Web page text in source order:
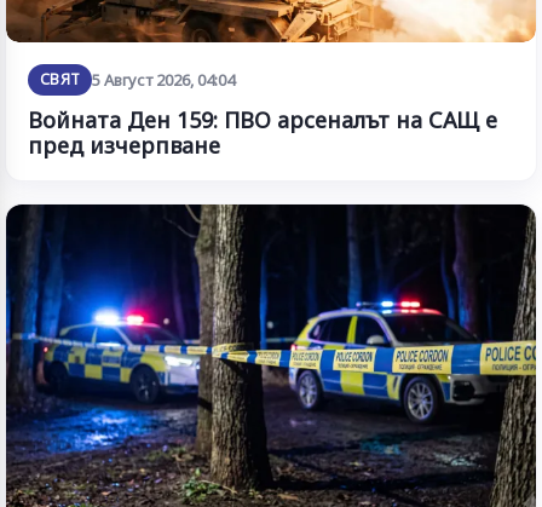
СВЯТ 5 Август 2026, 04:04
Войната Ден 159: ПВО арсеналът на САЩ е
пред изчерпване